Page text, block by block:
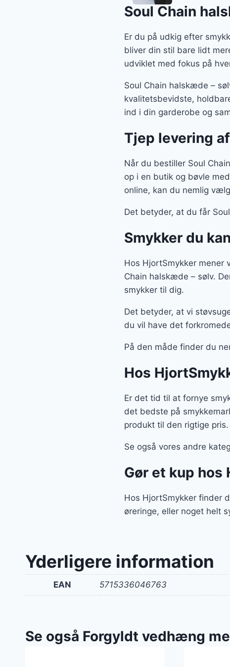
Soul Chain
Er du på udkig efter
bliver din stil bare lidt
udviklet med fokus på
Soul Chain halskæde –
kvalitetsbevidste,
ind i din garderobe og
Tjep levering
Når du bestiller Soul
op i en butik og bøvle
online, kan du nemlig
Det betyder, at du får
Smykker du
Hos HjortSmykker
Chain halskæde – sølv.
smykker til dig.
Det betyder, at vi
du vil have det
På den måde finder du
Hos
Er det tid til at fornye
det bedste på
produkt til den rigtige pris.
Se også vores andre
Gør et kup hos
Hos HjortSmykker finder
øreringe, eller noget helt
Yderligere information
EAN 5715336046763
Se også Forgyldt vedhæng